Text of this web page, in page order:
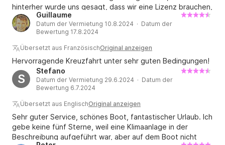
hinterher wurde uns gesagt, dass wir eine Lizenz brauchen,
um sie zu benutzen, und dass es eine sehr kleine Rute war.
Am Ende hatten wir ein paar Probleme mit dem
Beibootmotor. Abgesehen davon war das Boot fantastisch,
keine Probleme mit Motor, Segeln, Anker, Toiletten,
Kombüse oder irgendeinem kritischen Teil. Kann ich
empfehlen.
Guillaume
Datum der Vermietung 10.8.2024 · Datum der
Bewertung 17.8.2024
Übersetzt aus FranzösischOriginal anzeigen
Hervorragende Kreuzfahrt unter sehr guten Bedingungen!
S
Stefano
Datum der Vermietung 29.6.2024 · Datum der
Bewertung 6.7.2024
Übersetzt aus EnglischOriginal anzeigen
Sehr guter Service, schönes Boot, fantastischer Urlaub. Ich
gebe keine fünf Sterne, weil eine Klimaanlage in der
Beschreibung aufgeführt war, aber auf dem Boot nicht